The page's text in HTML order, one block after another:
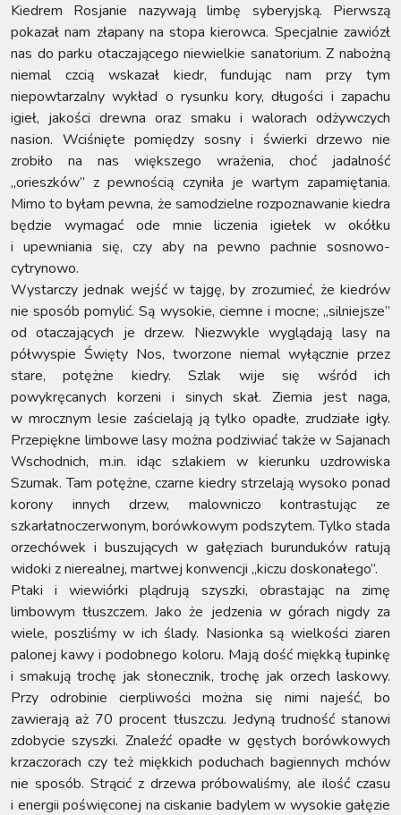
Kiedrem Rosjanie nazywają limbę syberyjską. Pierwszą
pokazał nam złapany na stopa kierowca. Specjalnie zawiózł
nas do parku otaczającego niewielkie sanatorium. Z nabożną
niemal czcią wskazał kiedr, fundując nam przy tym
niepowtarzalny wykład o rysunku kory, długości i zapachu
igieł, jakości drewna oraz smaku i walorach odżywczych
nasion. Wciśnięte pomiędzy sosny i świerki drzewo nie
zrobiło na nas większego wrażenia, choć jadalność
„orieszków” z pewnością czyniła je wartym zapamiętania.
Mimo to byłam pewna, że samodzielne rozpoznawanie kiedra
będzie wymagać ode mnie liczenia igiełek w okółku
i upewniania się, czy aby na pewno pachnie sosnowo-
cytrynowo.
Wystarczy jednak wejść w tajgę, by zrozumieć, że kiedrów
nie sposób pomylić. Są wysokie, ciemne i mocne; „silniejsze”
od otaczających je drzew. Niezwykle wyglądają lasy na
półwyspie Święty Nos, tworzone niemal wyłącznie przez
stare, potężne kiedry. Szlak wije się wśród ich
powykręcanych korzeni i sinych skał. Ziemia jest naga,
w mrocznym lesie zaścielają ją tylko opadłe, zrudziałe igły.
Przepiękne limbowe lasy można podziwiać także w Sajanach
Wschodnich, m.in. idąc szlakiem w kierunku uzdrowiska
Szumak. Tam potężne, czarne kiedry strzelają wysoko ponad
korony innych drzew, malowniczo kontrastując ze
szkarłatnoczerwonym, borówkowym podszytem. Tylko stada
orzechówek i buszujących w gałęziach burunduków ratują
widoki z nierealnej, martwej konwencji „kiczu doskonałego”.
Ptaki i wiewiórki plądrują szyszki, obrastając na zimę
limbowym tłuszczem. Jako że jedzenia w górach nigdy za
wiele, poszliśmy w ich ślady. Nasionka są wielkości ziaren
palonej kawy i podobnego koloru. Mają dość miękką łupinkę
i smakują trochę jak słonecznik, trochę jak orzech laskowy.
Przy odrobinie cierpliwości można się nimi najeść, bo
zawierają aż 70 procent tłuszczu. Jedyną trudność stanowi
zdobycie szyszki. Znaleźć opadłe w gęstych borówkowych
krzaczorach czy też miękkich poduchach bagiennych mchów
nie sposób. Strącić z drzewa próbowaliśmy, ale ilość czasu
i energii poświęconej na ciskanie badylem w wysokie gałęzie